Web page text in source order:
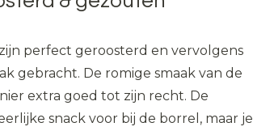
perfect geroosterd en vervolgens
gebracht. De romige smaak van de
extra goed tot zijn recht. De
snack voor bij de borrel, maar je